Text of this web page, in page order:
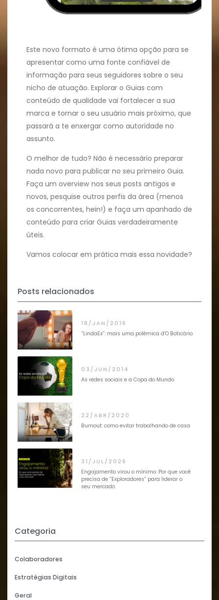
Este novo formato é uma ótima opção para se
apresentar como uma fonte confiável de
informação para seus seguidores sobre o seu
nicho de atuação. Explorar o Guias com
conteúdo de qualidade vai fortalecer a sua
marca e tornar o seu usuário mais próximo, que
passará a te enxergar como autoridade no
assunto.
O melhor de tudo? Não é necessário preparar
nada novo para publicar no seu primeiro Guia.
Faça um overview nos seus posts antigos e
novos, pesquise outros perfis da área (menos
os concorrentes, hein!) e faça um apanhado de
conteúdo para criar Guias verdadeiramente
úteis.
Vamos colocar em prática mais essa novidade?
Posts relacionados
18/JAN/2016
“LindaEx”: mais uma polêmica d’O Boticário
03/JUN/2014
As redes sociais e a Copa do Mundo
22/ABR/2020
Burnout: como evitar trabalhando de casa
31/JUL/2026
Engajamento virou o mínimo: Por que você
precisa de “Exploradores” para liderar o
seu mercado
Categoria
Colaboradores
Estratégias Digitais
Geral